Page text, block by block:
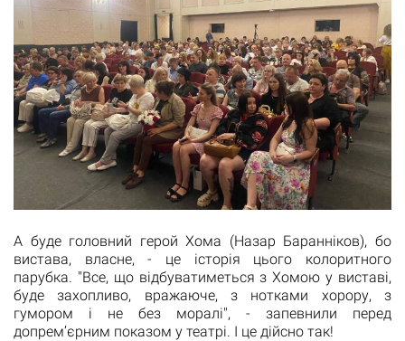
А буде головний герой Хома (Назар Баранніков), бо
вистава, власне, - це історія цього колоритного
парубка. "Все, що відбуватиметься з Хомою у виставі,
буде захопливо, вражаюче, з нотками хорору, з
гумором і не без моралі", - запевнили перед
допрем’єрним показом у театрі. І це дійсно так!